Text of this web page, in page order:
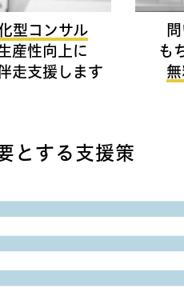
型コンサル
産性向上に
走支援します
も
とする支援策